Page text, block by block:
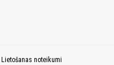
Lietošanas noteikumi